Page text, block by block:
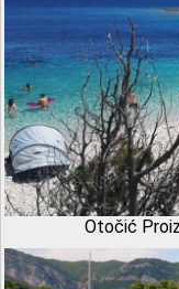
Otočić